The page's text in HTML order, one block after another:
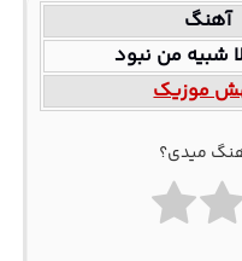
آهنگ
شبیه من نبود
موزیک
میدی؟